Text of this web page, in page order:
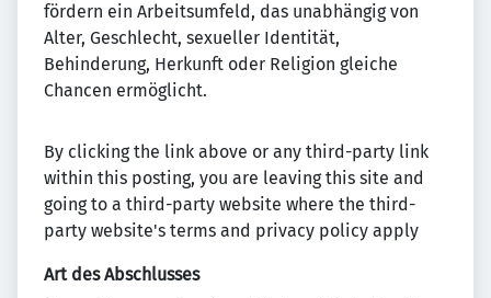
fördern ein Arbeitsumfeld, das unabhängig von
Alter, Geschlecht, sexueller Identität,
Behinderung, Herkunft oder Religion gleiche
Chancen ermöglicht.
By clicking the link above or any third-party link
within this posting, you are leaving this site and
going to a third-party website where the third-
party website's terms and privacy policy apply
Art des Abschlusses